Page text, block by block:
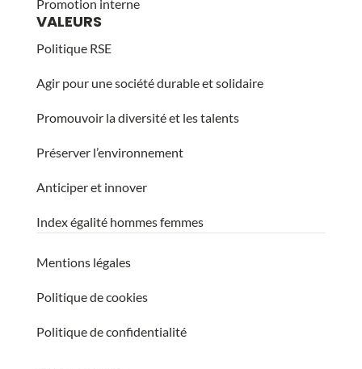
Promotion interne
VALEURS
Politique RSE
Agir pour une société durable et solidaire
Promouvoir la diversité et les talents
Préserver l’environnement
Anticiper et innover
Index égalité hommes femmes
Mentions légales
Politique de cookies
Politique de confidentialité